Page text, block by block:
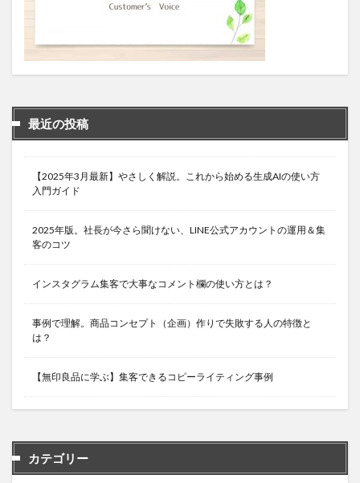
最近の投稿
【2025年3月最新】やさしく解説。これから始める生成AIの使い方
入門ガイド
2025年版。社長が今さら聞けない、LINE公式アカウントの運用＆集
客のコツ
インスタグラム集客で大事なコメント欄の使い方とは？
事例で理解。商品コンセプト（企画）作りで失敗する人の特徴と
は？
【無印良品に学ぶ】集客できるコピーライティング事例
カテゴリー